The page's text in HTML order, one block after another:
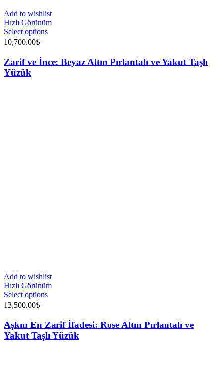
Add to wishlist
Hızlı Görünüm
Select options
10,700.00₺
Zarif ve İnce: Beyaz Altın Pırlantalı ve Yakut Taşlı
Yüzük
Add to wishlist
Hızlı Görünüm
Select options
13,500.00₺
Aşkın En Zarif İfadesi: Rose Altın Pırlantalı ve
Yakut Taşlı Yüzük